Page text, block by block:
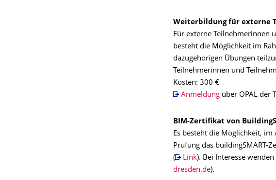
Weiterbildung für externe
Für externe Teilnehmerinnen
besteht die Möglichkeit im
dazugehörigen Übungen
Teilnehmerinnen und
Kosten: 300 €
Anmeldungüber OPAL der
BIM-Zertifikat von
Es besteht die Möglichkeit,
Prüfung das buildingSMART-
(
Link). Bei Interesse
).